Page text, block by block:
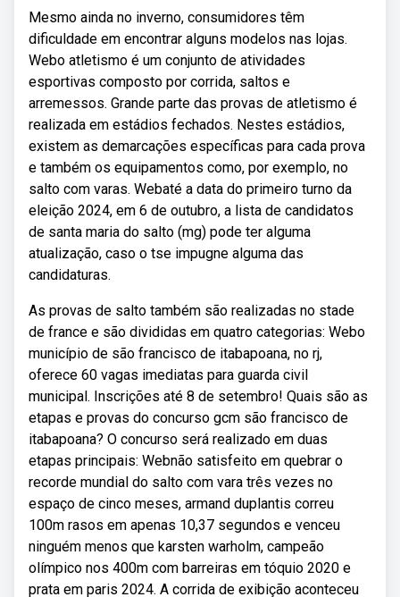
Mesmo ainda no inverno, consumidores têm
dificuldade em encontrar alguns modelos nas lojas.
Webo atletismo é um conjunto de atividades
esportivas composto por corrida, saltos e
arremessos. Grande parte das provas de atletismo é
realizada em estádios fechados. Nestes estádios,
existem as demarcações específicas para cada prova
e também os equipamentos como, por exemplo, no
salto com varas. Webaté a data do primeiro turno da
eleição 2024, em 6 de outubro, a lista de candidatos
de santa maria do salto (mg) pode ter alguma
atualização, caso o tse impugne alguma das
candidaturas.
As provas de salto também são realizadas no stade
de france e são divididas em quatro categorias: Webo
município de são francisco de itabapoana, no rj,
oferece 60 vagas imediatas para guarda civil
municipal. Inscrições até 8 de setembro! Quais são as
etapas e provas do concurso gcm são francisco de
itabapoana? O concurso será realizado em duas
etapas principais: Webnão satisfeito em quebrar o
recorde mundial do salto com vara três vezes no
espaço de cinco meses, armand duplantis correu
100m rasos em apenas 10,37 segundos e venceu
ninguém menos que karsten warholm, campeão
olímpico nos 400m com barreiras em tóquio 2020 e
prata em paris 2024. A corrida de exibição aconteceu